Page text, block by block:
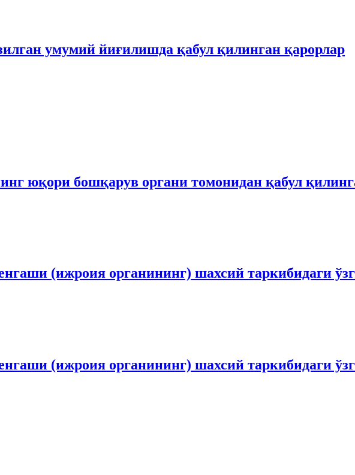
умумий йиғилишда қабул қилинган қарорлар
юқори бошқарув органи томонидан қабул
(ижроия органининг) шахсий таркибидаги
(ижроия органининг) шахсий таркибидаги